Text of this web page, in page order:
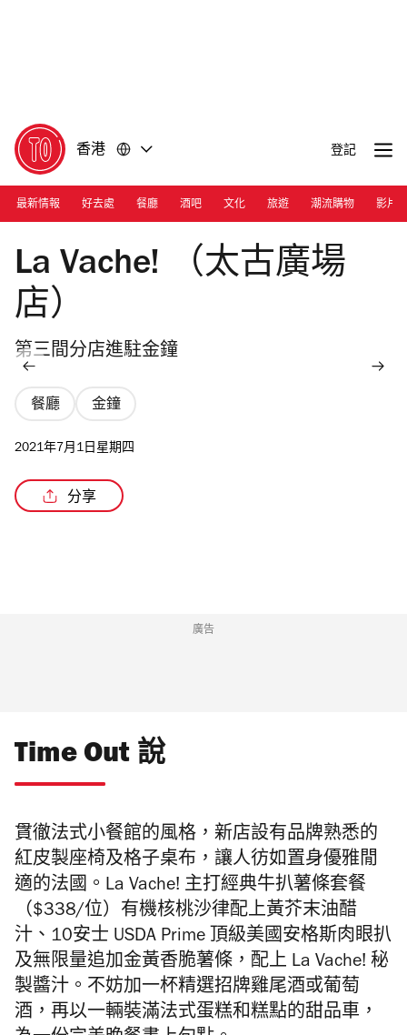
香港 登記
最新情報 好去處 餐廳 酒吧 文化 旅遊 潮流購物 影片
Photograph: Courtesy La Vache!
La Vache! （太古廣場
店）
第三間分店進駐金鐘
餐廳 金鐘
2021年7月1日星期四
分享
廣告
Time Out 說
貫徹法式小餐館的風格，新店設有品牌熟悉的
紅皮製座椅及格子桌布， 讓人彷如置身優雅閒
適的法國。La Vache! 主打 經典牛扒薯條套餐
（$338/位） 有機核桃沙律配上黃芥末油醋
汁、10安士 USDA Prime 頂級美國安格斯肉眼扒
及無限量追加金黃香脆薯條，配上 La Vache! 秘
製醬汁。不妨加一杯精選招牌雞尾酒或葡萄
酒，再以一輛裝滿法式蛋糕和糕點的甜品車，